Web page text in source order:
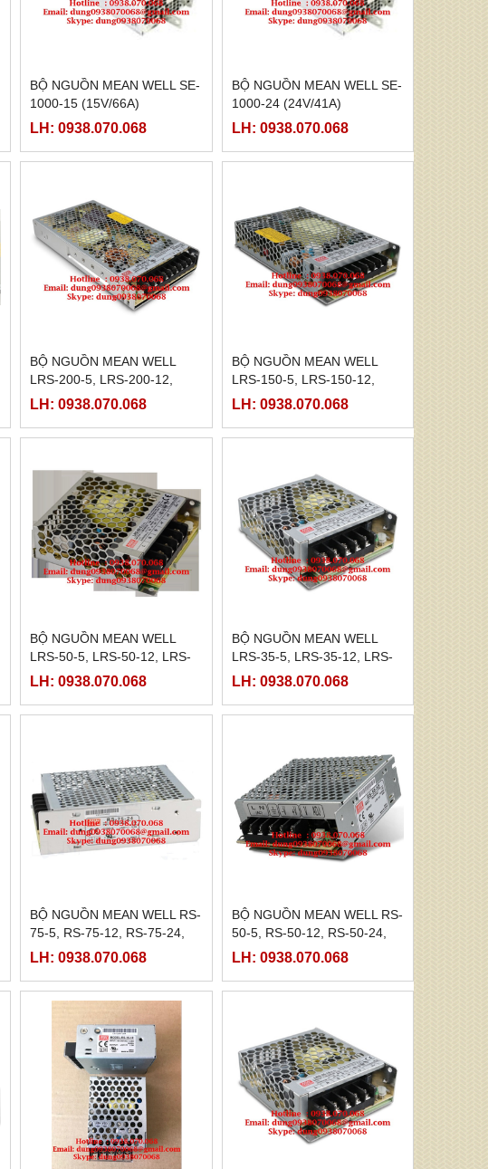
BỘ NGUỒN MEAN WELL SE-
1000-15 (15V/66A)
LH: 0938.070.068
BỘ NGUỒN MEAN WELL SE-
1000-24 (24V/41A)
LH: 0938.070.068
BỘ NGUỒN MEAN WELL
LRS-200-5, LRS-200-12,
LRS-200-24, LRS-200-48
LH: 0938.070.068
BỘ NGUỒN MEAN WELL
LRS-150-5, LRS-150-12,
LRS-150-24, LRS-150-48
LH: 0938.070.068
BỘ NGUỒN MEAN WELL
LRS-50-5, LRS-50-12, LRS-
50-24, LRS-50-48
LH: 0938.070.068
BỘ NGUỒN MEAN WELL
LRS-35-5, LRS-35-12, LRS-
35-24, LRS-35-48
LH: 0938.070.068
BỘ NGUỒN MEAN WELL RS-
75-5, RS-75-12, RS-75-24,
RS-75-48
LH: 0938.070.068
BỘ NGUỒN MEAN WELL RS-
50-5, RS-50-12, RS-50-24,
RS-50-48
LH: 0938.070.068